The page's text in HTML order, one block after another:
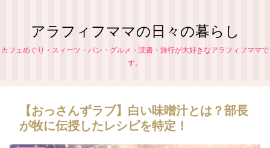
アラフィフママの日々の暮らし
カフェめぐり・スィーツ・パン・グルメ・読書・旅行が大好きなアラフィフママで
す。
【おっさんずラブ】白い味噌汁とは？部長
が牧に伝授したレシピを特定！